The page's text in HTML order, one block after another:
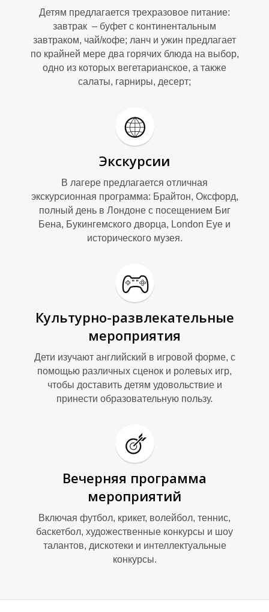
Детям предлагается трехразовое питание:
завтрак – буфет с континентальным
завтраком, чай/кофе; ланч и ужин предлагает
по крайней мере два горячих блюда на выбор,
одно из которых вегетарианское, а также
салаты, гарниры, десерт;
Экскурсии
В лагере предлагается отличная
экскурсионная программа: Брайтон, Оксфорд,
полный день в Лондоне с посещением Биг
Бена, Букингемского дворца, London Eye и
исторического музея.
Культурно-развлекательные
мероприятия
Дети изучают английский в игровой форме, с
помощью различных сценок и ролевых игр,
чтобы доставить детям удовольствие и
принести образовательную пользу.
Вечерняя программа
мероприятий
Включая футбол, крикет, волейбол, теннис,
баскетбол, художественные конкурсы и шоу
талантов, дискотеки и интеллектуальные
конкурсы.